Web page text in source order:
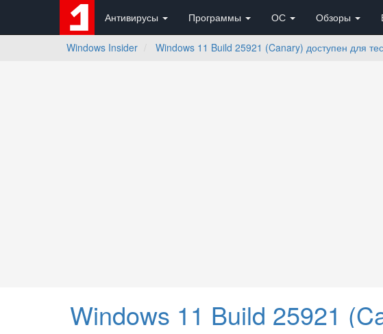
Антивирусы Программы ОС Обзоры
Windows Insider Windows 11 Build 25921 (Canary) доступен для